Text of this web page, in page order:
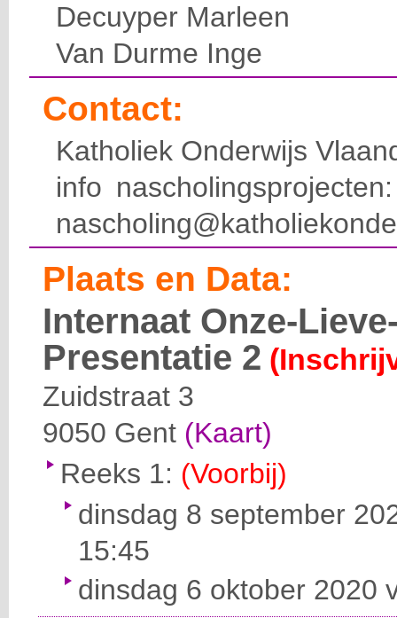
Decuyper Marleen
Van Durme Inge
Contact:
Katholiek Onderwijs
info
Plaats en Data:
Internaat Onze-
Presentatie 2
Zuidstraat 3
9050 Gent (Kaart)
Reeks 1: (Voorbij)
dinsdag 8 september
15:45
dinsdag 6 oktober 2020